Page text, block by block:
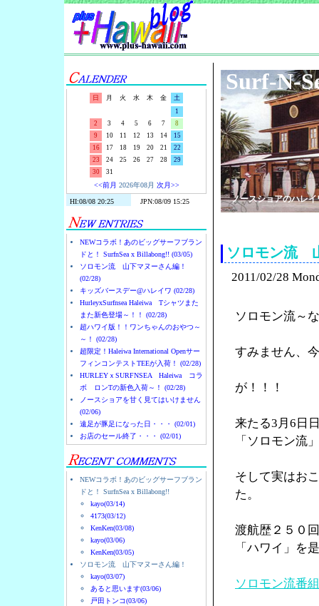
日 月 火 水 木 金
土
1
2
3 4 5 6 7
8
9
10 11 12 13 14
15
16
17 18 19 20 21
22
23
24 25 26 27 28
29
30
31
<<前月 2026年08月 次月>>
NEWコラボ！あのビッグサーフブラン
ドと！ SurfnSea x Billabong!! (03/05)
ソロモン流 山下マヌーさん編！
(02/28)
キッズバースデー@ハレイワ (02/28)
HurleyxSurfnsea Haleiwa Tシャツまた
また新色登場～！！ (02/28)
超ハワイ版！！ワンちゃんのおやつ～
～！ (02/28)
超限定！Haleiwa International Openサー
フィンコンテストTEEが入荷！ (02/28)
HURLEYｘSURFNSEA Haleiwa コラ
ボ ロンTの新色入荷～！ (02/28)
ノースショアを甘く見てはいけません
(02/06)
遠足が豚足になった日・・・ (02/01)
お店のセール終了・・・ (02/01)
NEWコラボ！あのビッグサーフブラン
ドと！ SurfnSea x Billabong!!
kayo(03/14)
4173(03/12)
KenKen(03/08)
kayo(03/06)
KenKen(03/05)
ソロモン流 山下マヌーさん編！
kayo(03/07)
あると思います(03/06)
戸田トンコ(03/06)
Surf-N-
ノースショアのハレ
ソロモン流
2011/02/28
ソロモン流～
すみません、
が！！！
来たる3月6日
「ソロモン流
そして実はお
た。
渡航歴２５０
「ハワイ」を
ソロモン流番